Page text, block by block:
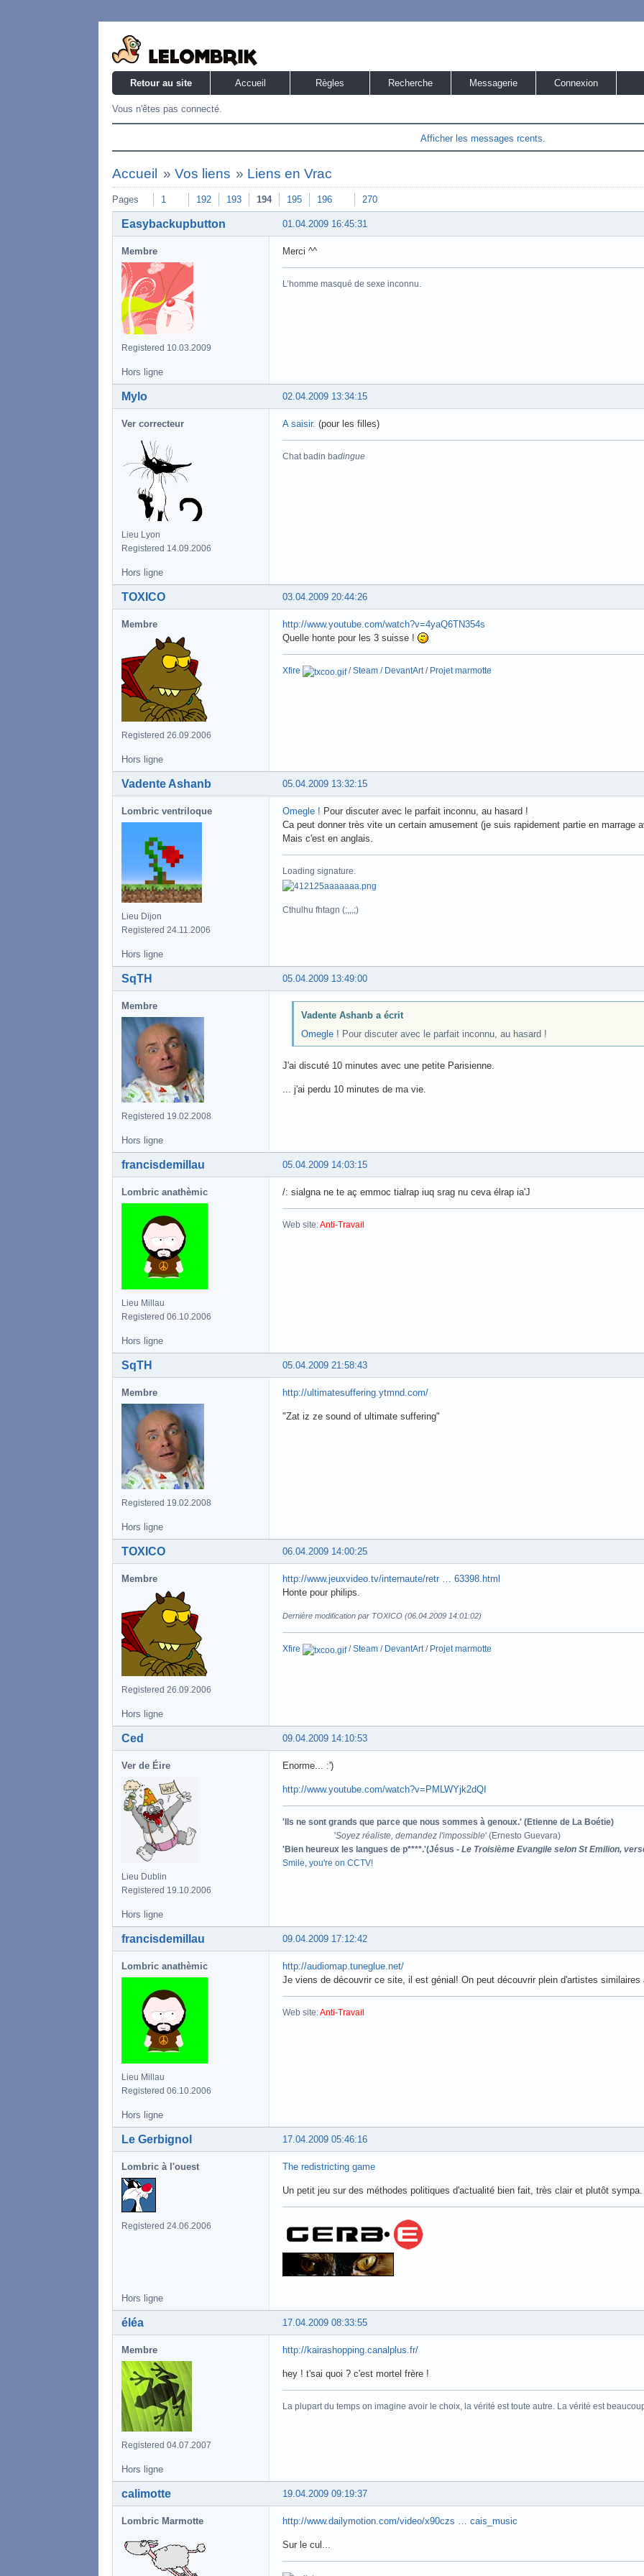
Retour au site Accueil Règles Recherche Messagerie Connexion
Vous n'êtes pas connecté.
Afficher les messages rcents.
Accueil » Vos liens » Liens en Vrac
Pages 1 192 193 194 195 196 270
01.04.2009 16:45:31
Easybackupbutton
Membre
Registered 10.03.2009
Merci ^^
L’homme masqué de sexe inconnu.
Hors ligne
02.04.2009 13:34:15
Mylo
Ver correcteur
Lieu Lyon
Registered 14.09.2006
A saisir. (pour les filles)
Chat badin badingue
Hors ligne
03.04.2009 20:44:26
TOXICO
Membre
Registered 26.09.2006
http://www.youtube.com/watch?v=4yaQ6TN354s
Quelle honte pour les 3 suisse !
Xfire /Steam / DevantArt/ Projet marmotte
Hors ligne
05.04.2009 13:32:15
Vadente Ashanb
Lombric ventriloque
Lieu Dijon
Registered 24.11.2006
Omegle ! Pour discuter avec le parfait inconnu, au hasard !
Ca peut donner très vite un certain amusement (je suis rapidement partie en marrage
Mais c'est en anglais.
Loading signature.
Cthulhu fhtagn (;,,,;)
Hors ligne
05.04.2009 13:49:00
SqTH
Membre
Registered 19.02.2008
Vadente Ashanb a écrit
Omegle ! Pour discuter avec le parfait inconnu, au hasard !
J'ai discuté 10 minutes avec une petite Parisienne.
... j'ai perdu 10 minutes de ma vie.
Hors ligne
05.04.2009 14:03:15
francisdemillau
Lombric anathèmic
Lieu Millau
Registered 06.10.2006
/: sialgna ne te aç emmoc tialrap iuq srag nu ceva élrap ia'J
Web site:Anti-Travail
Hors ligne
05.04.2009 21:58:43
SqTH
Membre
Registered 19.02.2008
http://ultimatesuffering.ytmnd.com/
"Zat iz ze sound of ultimate suffering"
Hors ligne
06.04.2009 14:00:25
TOXICO
Membre
Registered 26.09.2006
http://www.jeuxvideo.tv/internaute/retr … 63398.html
Honte pour philips.
Dernière modification par TOXICO (06.04.2009 14:01:02)
Xfire /Steam / DevantArt/ Projet marmotte
Hors ligne
09.04.2009 14:10:53
Ced
Ver de Éire
Lieu Dublin
Registered 19.10.2006
Enorme... :')
http://www.youtube.com/watch?v=PMLWYjk2dQI
'Ils ne sont grands que parce que nous sommes à genoux.' (Etienne de La Boétie)
'Soyez réaliste, demandez l'impossible' (Ernesto Guevara)
'Bien heureux les langues de p****.'(Jésus - Le Troisième Evangile selon St Emilion,
Smile, you're on CCTV!
Hors ligne
09.04.2009 17:12:42
francisdemillau
Lombric anathèmic
Lieu Millau
Registered 06.10.2006
http://audiomap.tuneglue.net/
Je viens de découvrir ce site, il est génial! On peut découvrir plein d'artistes similaires
Web site:Anti-Travail
Hors ligne
17.04.2009 05:46:16
Le Gerbignol
Lombric à l'ouest
Registered 24.06.2006
The redistricting game
Un petit jeu sur des méthodes politiques d'actualité bien fait, très clair et plutôt
Hors ligne
17.04.2009 08:33:55
éléa
Membre
Registered 04.07.2007
http://kairashopping.canalplus.fr/
hey ! t'sai quoi ? c'est mortel frère !
La plupart du temps on imagine avoir le choix, la vérité est toute autre. La vérité est
Hors ligne
19.04.2009 09:19:37
calimotte
Lombric Marmotte http://www.dailymotion.com/video/x90czs … cais_music
Sur le cul...